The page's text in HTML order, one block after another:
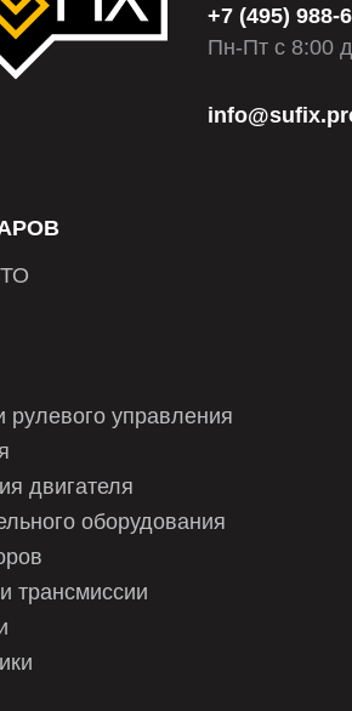
+7 (495) 988-
Пн-Пт с 8:00
рулевого управления
двигателя
оборудования
трансмиссии